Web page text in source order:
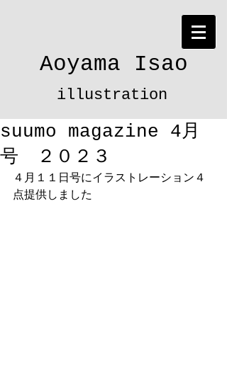
Aoyama Isao
illustration
suumo magazine 4月
号 ２０２３
４月１１日号にイラストレーション４
点提供しました